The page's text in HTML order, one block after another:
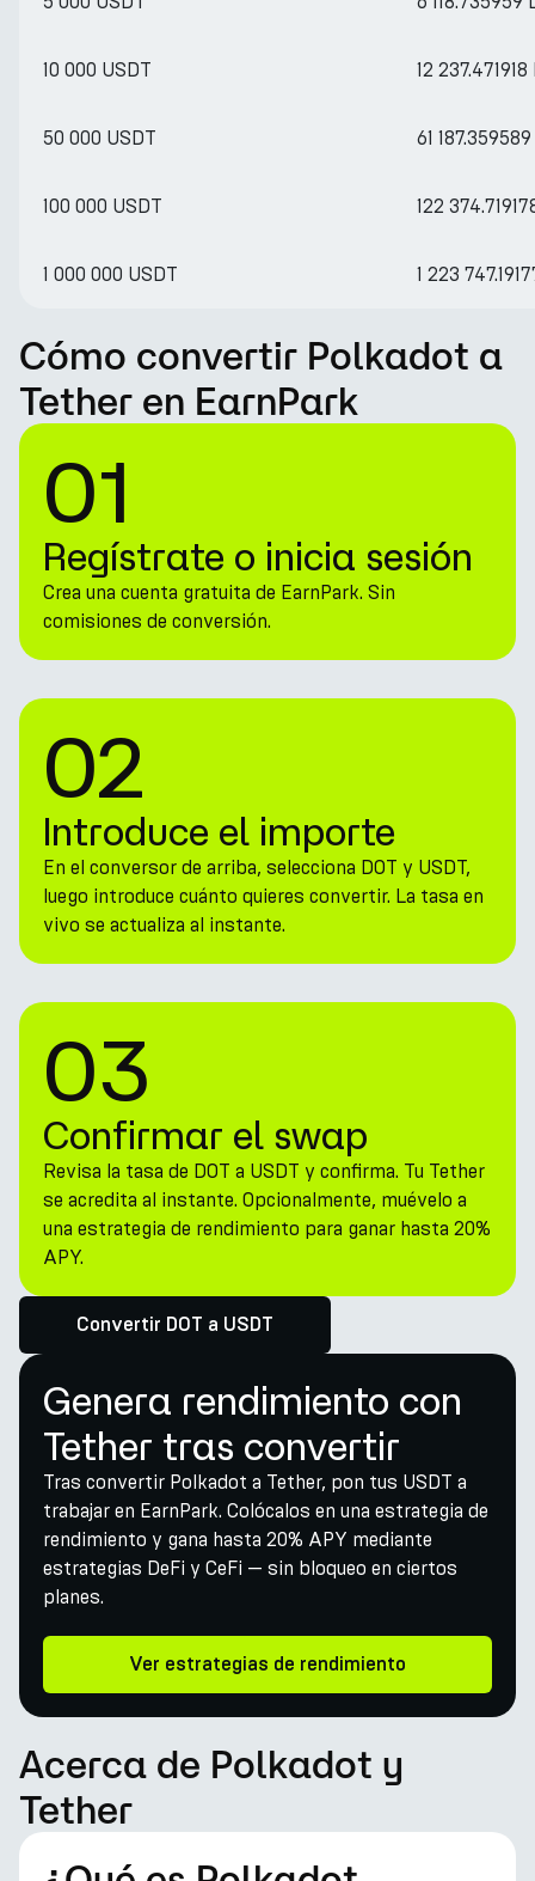
10 000 USDT 12 237.471918
50 000 USDT 61
100 000 USDT 122
1 000 000 USDT 1 223
Cómo convertir Polkadot a
Tether en EarnPark
01
Regístrate o inicia sesión
Crea una cuenta gratuita de EarnPark. Sin
comisiones de conversión.
02
Introduce el importe
En el conversor de arriba, selecciona DOT y USDT,
luego introduce cuánto quieres convertir. La tasa en
vivo se actualiza al instante.
03
Confirmar el swap
Revisa la tasa de DOT a USDT y confirma. Tu Tether
se acredita al instante. Opcionalmente, muévelo a
una estrategia de rendimiento para ganar hasta 20%
APY.
Convertir DOT a USDT
Genera rendimiento con
Tether tras convertir
Tras convertir Polkadot a Tether, pon tus USDT a
trabajar en EarnPark. Colócalos en una estrategia de
rendimiento y gana hasta 20% APY mediante
estrategias DeFi y CeFi — sin bloqueo en ciertos
planes.
Ver estrategias de rendimiento
Acerca de Polkadot y
Tether